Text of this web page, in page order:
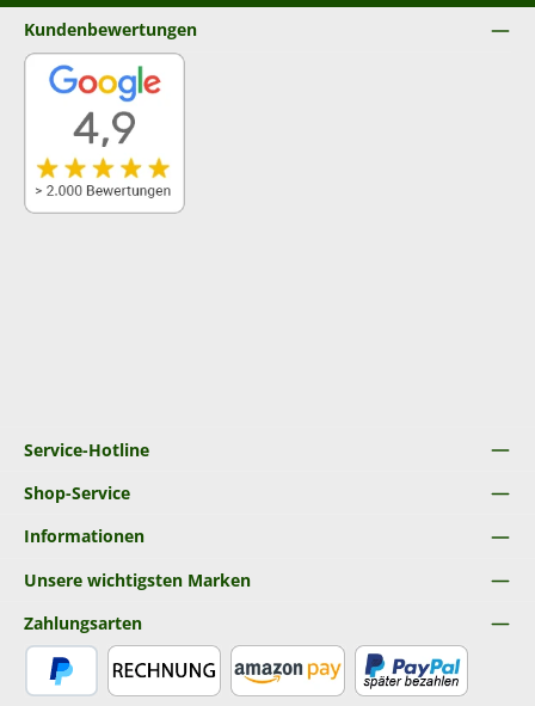
Service-Hotline
Shop-Service
Informationen
Unsere wichtigsten Marken
Kundenbewertungen
Zahlungsarten